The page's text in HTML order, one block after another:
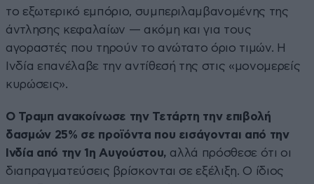
το εξωτερικό εμπόριο, συμπεριλαμβανομένης της
άντλησης κεφαλαίων — ακόμη και για τους
αγοραστές που τηρούν το ανώτατο όριο τιμών. Η
Ινδία επανέλαβε την αντίθεσή της στις «μονομερείς
κυρώσεις».
Ο Τραμπ ανακοίνωσε την Τετάρτη την επιβολή
δασμών 25% σε προϊόντα που εισάγονται από την
Ινδία από την 1η Αυγούστου, αλλά πρόσθεσε ότι οι
διαπραγματεύσεις βρίσκονται σε εξέλιξη. Ο ίδιος